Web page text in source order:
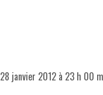
28 janvier 2012 à 23 h 00